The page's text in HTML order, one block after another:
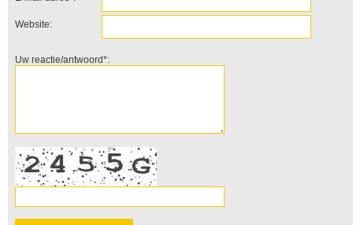
Website:
Uw reactie/antwoord*: